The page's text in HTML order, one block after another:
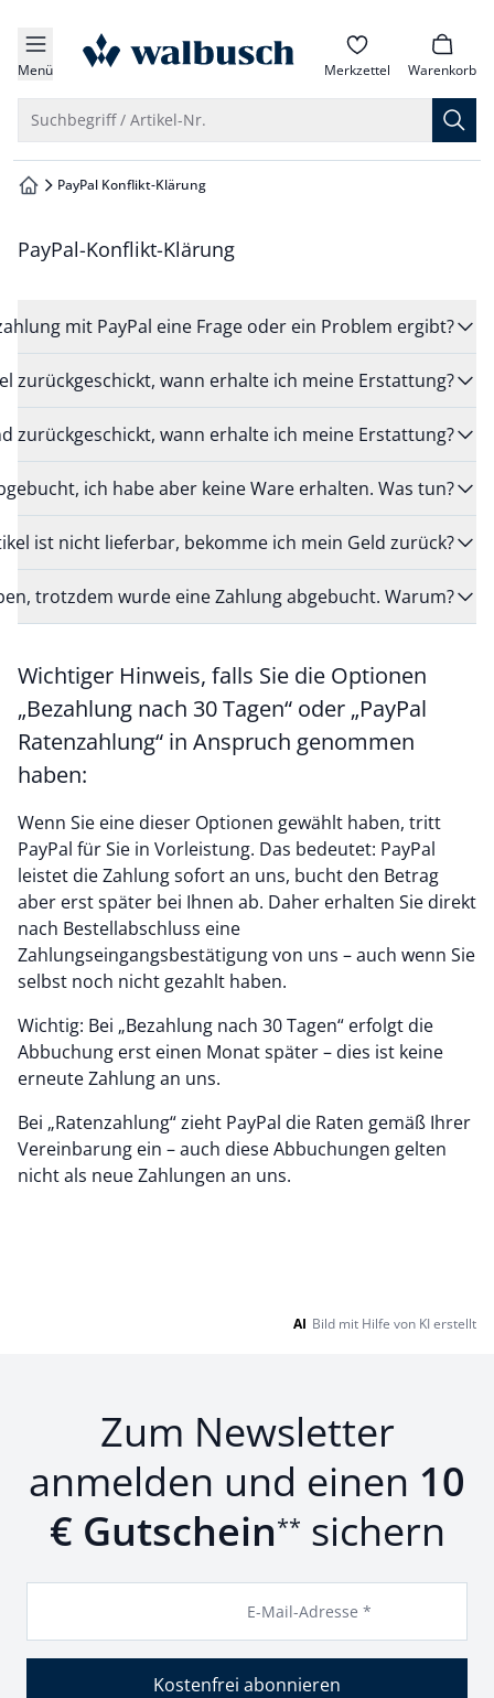
springen
springen
springen
springen
Menü zur Startseite Merkzettel Warenkorb
Suchbegriff / Artikel-Nr.
zur Startseite
PayPal Konflikt-Klärung
PayPal-Konflikt-Klärung
mit PayPal eine Frage oder ein Problem ergibt?
zurückgeschickt, wann erhalte ich meine Erstattung?
zurückgeschickt, wann erhalte ich meine Erstattung?
ich habe aber keine Ware erhalten. Was tun?
ist nicht lieferbar, bekomme ich mein Geld zurück?
trotzdem wurde eine Zahlung abgebucht. Warum?
Wichtiger Hinweis, falls Sie die Optionen
„Bezahlung nach 30 Tagen“ oder „PayPal
Ratenzahlung“ in Anspruch genommen
haben:
Wenn Sie eine dieser Optionen gewählt haben, tritt
PayPal für Sie in Vorleistung. Das bedeutet: PayPal
leistet die Zahlung sofort an uns, bucht den Betrag
aber erst später bei Ihnen ab. Daher erhalten Sie direkt
nach Bestellabschluss eine
Zahlungseingangsbestätigung von uns – auch wenn Sie
selbst noch nicht gezahlt haben.
Wichtig: Bei „Bezahlung nach 30 Tagen“ erfolgt die
Abbuchung erst einen Monat später – dies ist keine
erneute Zahlung an uns.
Bei „Ratenzahlung“ zieht PayPal die Raten gemäß Ihrer
Vereinbarung ein – auch diese Abbuchungen gelten
nicht als neue Zahlungen an uns.
AI Bild mit Hilfe von KI erstellt
Zum Newsletter
anmelden und einen 10
€ Gutschein** sichern
E-Mail-Adresse *
Kostenfrei abonnieren